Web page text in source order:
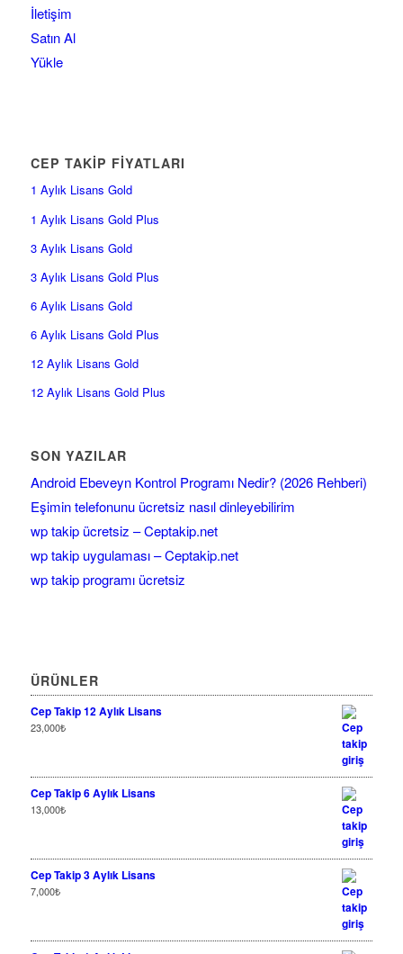
İletişim
Satın Al
Yükle
CEP TAKİP FİYATLARI
1 Aylık Lisans Gold
1 Aylık Lisans Gold Plus
3 Aylık Lisans Gold
3 Aylık Lisans Gold Plus
6 Aylık Lisans Gold
6 Aylık Lisans Gold Plus
12 Aylık Lisans Gold
12 Aylık Lisans Gold Plus
SON YAZILAR
Android Ebeveyn Kontrol Programı Nedir? (2026 Rehberi)
Eşimin telefonunu ücretsiz nasıl dinleyebilirim
wp takip ücretsiz – Ceptakip.net
wp takip uygulaması – Ceptakip.net
wp takip programı ücretsiz
ÜRÜNLER
Cep Takip 12 Aylık Lisans
23,000₺
Cep Takip 6 Aylık Lisans
13,000₺
Cep Takip 3 Aylık Lisans
7,000₺